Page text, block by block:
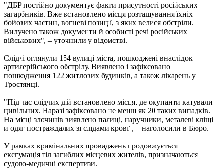
"ДБР постійно документує факти присутності російських
загарбників. Вже встановлено місця розташування їхніх
бойових частин, вогневі позиції, з яких велися обстріли.
Вилучено також документи й особисті речі російських
військових", – уточнили у відомстві.
Слідчі оглянули 154 вулиці міста, пошкоджені внаслідок
артилерійського обстрілу. Виявлено і зафіксовано
пошкодження 122 житлових будинків, а також лікарень у
Тростянці.
"Під час слідчих дій встановлено місця, де окупанти катували
цивільних. Наразі зафіксовано не менш як 20 таких випадків.
На місці злочинів виявлено палиці, наручники, металеві кліщі
й одяг постраждалих зі слідами крові", – наголосили в Бюро.
У рамках кримінальних проваджень продовжується
ексгумація тіл загиблих місцевих жителів, призначаються
судово-медичні експертизи.